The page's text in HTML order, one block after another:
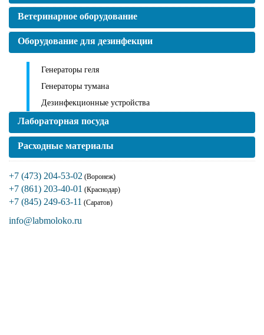
Ветеринарное оборудование
Оборудование для дезинфекции
Генераторы геля
Генераторы тумана
Дезинфекционные устройства
Лабораторная посуда
Расходные материалы
+7 (473) 204-53-02 (Воронеж)
+7 (861) 203-40-01 (Краснодар)
+7 (845) 249-63-11 (Саратов)
info@labmoloko.ru